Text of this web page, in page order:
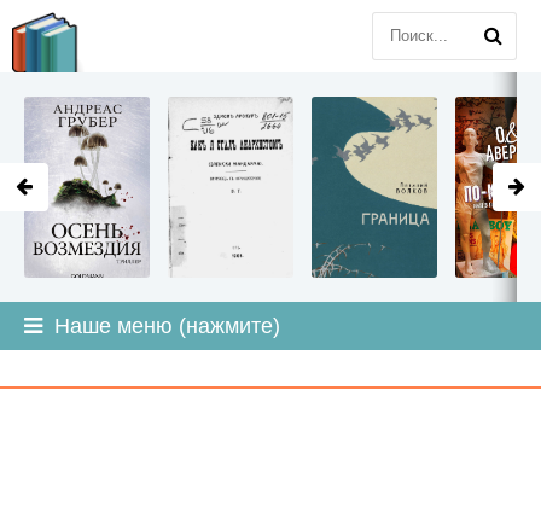
Наше меню (нажмите)
LITMIR.ORG